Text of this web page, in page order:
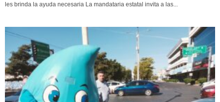
les brinda la ayuda necesaria La mandataria estatal invita a las...